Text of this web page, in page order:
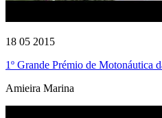
18 05 2015
1º Grande Prémio de Motonáutica
Amieira Marina